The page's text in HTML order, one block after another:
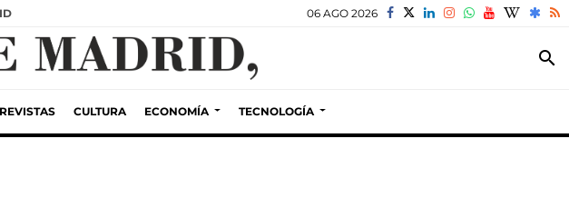
06 AGO 2026
search
CULTURA ECONOMÍA TECNOLOGÍA